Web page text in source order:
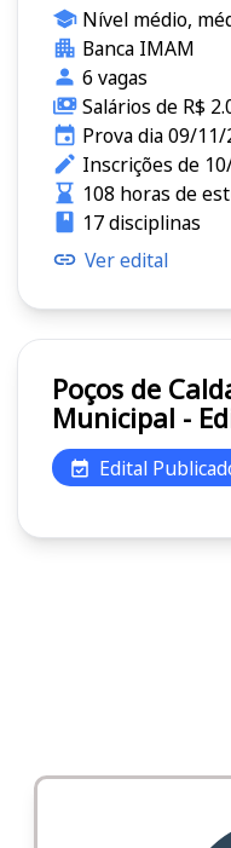
Nível médio,
Banca IMAM
6 vagas
Salários de R$
Prova dia 09/11/
Inscrições de
108 horas de
17 disciplinas
Ver edital
Poços de Caldas/MG
Municipal -
Edital